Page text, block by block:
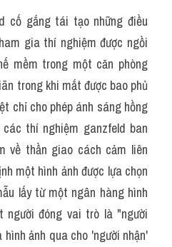
cố gắng tái tạo những điều
gia thí nghiệm được ngồi
mềm trong một căn phòng
trong khi mắt được bao phủ
chỉ cho phép ánh sáng hồng
thí nghiệm ganzfeld ban
về thần giao cách cảm liên
một hình ảnh được lựa chọn
lấy từ một ngân hàng hình
người đóng vai trò là "người
ảnh qua cho 'người nhận'